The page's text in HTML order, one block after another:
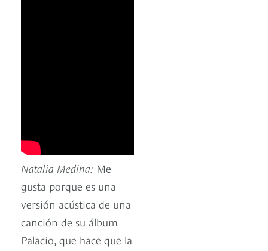
Natalia Medina: Me
gusta porque es una
versión acústica de una
canción de su álbum
Palacio, que hace que la